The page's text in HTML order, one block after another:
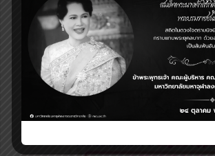
บรรยากาศการสอบคัดเลือกเข้าศึกษาระดับ
กลาง) ประจำปีการศึกษา 2569 รอบที่ 3 แล
พฤษภาคม พ.ศ. 2569